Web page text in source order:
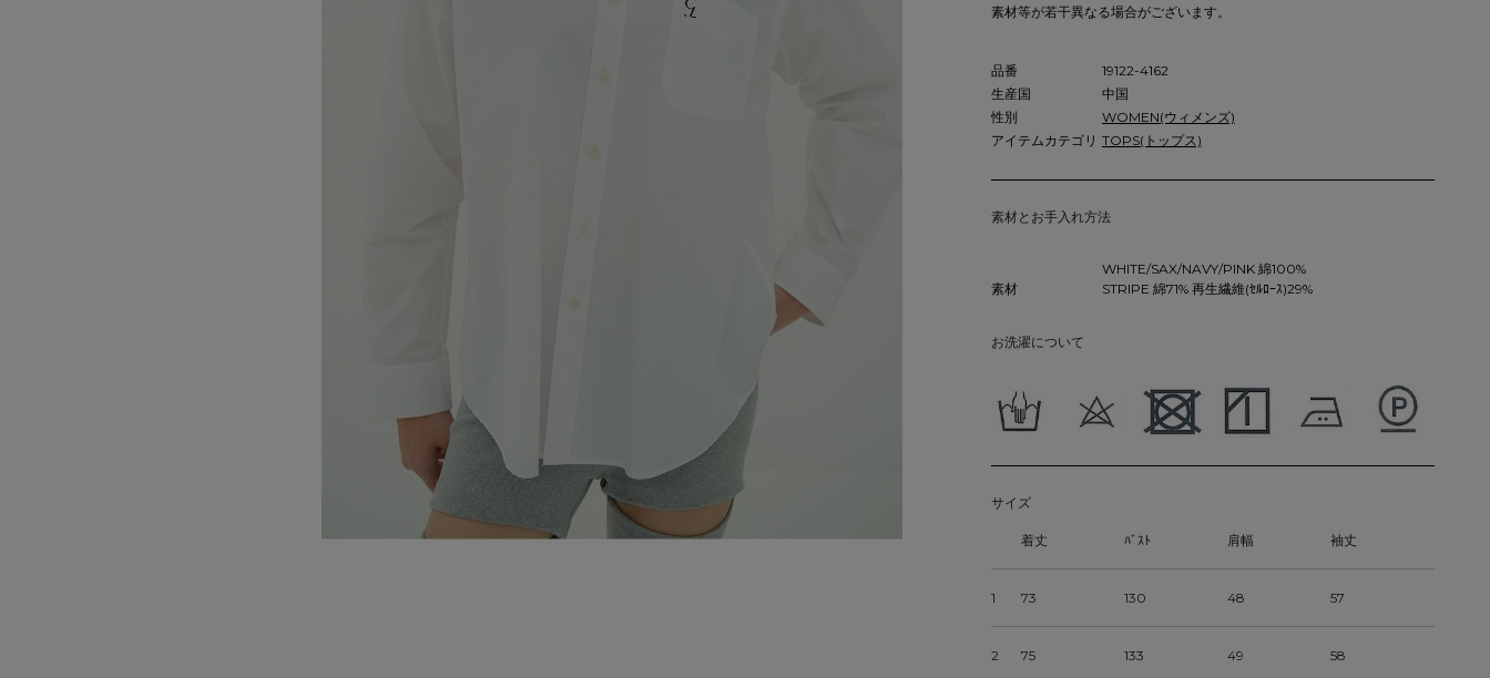
素材等が若干異なる場合がございます。
品番
19122-4162
生産国
中国
性別
WOMEN(ウィメンズ)
アイテムカテゴリ TOPS(トップス)
素材とお手入れ方法
素材
WHITE/SAX/NAVY/PINK 綿100%
STRIPE 綿71% 再生繊維(ｾﾙﾛｰｽ)29%
お洗濯について
サイズ
着丈 ﾊﾞｽﾄ 肩幅 袖丈
1 73 130 48 57
2 75 133 49 58